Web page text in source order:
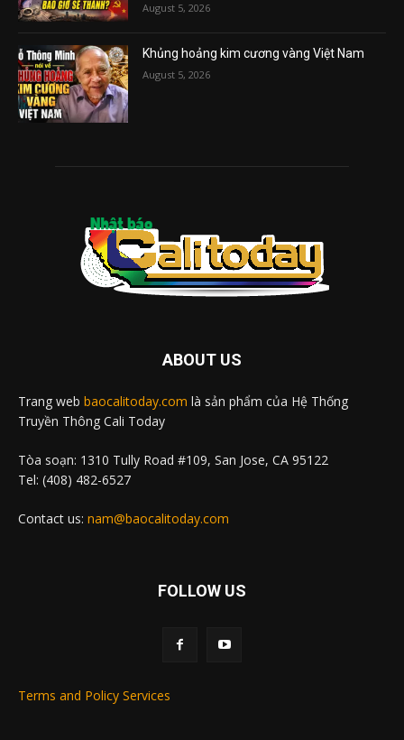
August 5, 2026
Khủng hoảng kim cương vàng Việt Nam
August 5, 2026
ABOUT US
Trang web baocalitoday.com là sản phẩm của Hệ Thống
Truyền Thông Cali Today
Tòa soạn: 1310 Tully Road #109, San Jose, CA 95122
Tel: (408) 482-6527
Contact us: nam@baocalitoday.com
FOLLOW US
Terms and Policy Services